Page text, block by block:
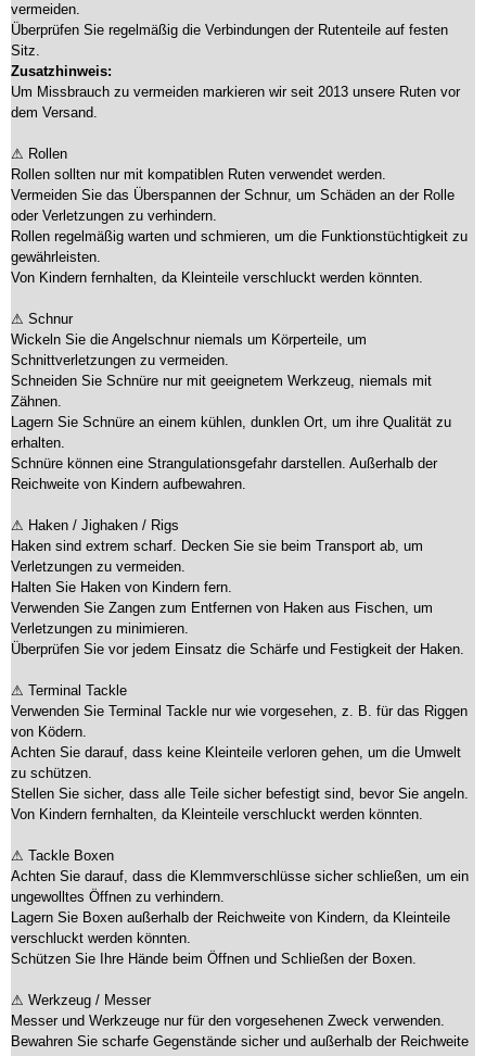
vermeiden.
Überprüfen Sie regelmäßig die Verbindungen der Rutenteile auf festen
Sitz.
Zusatzhinweis:
Um Missbrauch zu vermeiden markieren wir seit 2013 unsere Ruten vor
dem Versand.
⚠ Rollen
Rollen sollten nur mit kompatiblen Ruten verwendet werden.
Vermeiden Sie das Überspannen der Schnur, um Schäden an der Rolle
oder Verletzungen zu verhindern.
Rollen regelmäßig warten und schmieren, um die Funktionstüchtigkeit zu
gewährleisten.
Von Kindern fernhalten, da Kleinteile verschluckt werden könnten.
⚠ Schnur
Wickeln Sie die Angelschnur niemals um Körperteile, um
Schnittverletzungen zu vermeiden.
Schneiden Sie Schnüre nur mit geeignetem Werkzeug, niemals mit
Zähnen.
Lagern Sie Schnüre an einem kühlen, dunklen Ort, um ihre Qualität zu
erhalten.
Schnüre können eine Strangulationsgefahr darstellen. Außerhalb der
Reichweite von Kindern aufbewahren.
⚠ Haken / Jighaken / Rigs
Haken sind extrem scharf. Decken Sie sie beim Transport ab, um
Verletzungen zu vermeiden.
Halten Sie Haken von Kindern fern.
Verwenden Sie Zangen zum Entfernen von Haken aus Fischen, um
Verletzungen zu minimieren.
Überprüfen Sie vor jedem Einsatz die Schärfe und Festigkeit der Haken.
⚠ Terminal Tackle
Verwenden Sie Terminal Tackle nur wie vorgesehen, z. B. für das Riggen
von Ködern.
Achten Sie darauf, dass keine Kleinteile verloren gehen, um die Umwelt
zu schützen.
Stellen Sie sicher, dass alle Teile sicher befestigt sind, bevor Sie angeln.
Von Kindern fernhalten, da Kleinteile verschluckt werden könnten.
⚠ Tackle Boxen
Achten Sie darauf, dass die Klemmverschlüsse sicher schließen, um ein
ungewolltes Öffnen zu verhindern.
Lagern Sie Boxen außerhalb der Reichweite von Kindern, da Kleinteile
verschluckt werden könnten.
Schützen Sie Ihre Hände beim Öffnen und Schließen der Boxen.
⚠ Werkzeug / Messer
Messer und Werkzeuge nur für den vorgesehenen Zweck verwenden.
Bewahren Sie scharfe Gegenstände sicher und außerhalb der Reichweite